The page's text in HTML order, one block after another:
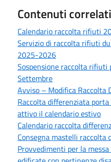
Contenuti correlati
Calendario raccolta rifiuti
Servizio di raccolta rifiuti
2025-2026
Sospensione raccolta
Settembre
Avviso – Modifica
Raccolta differenziata
attivo il calendario estivo
Calendario raccolta
Consegna mastelli raccolta
Provvedimenti per la